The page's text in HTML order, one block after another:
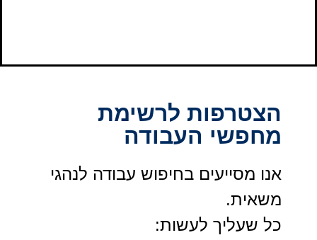
הצטרפות לרשימת
מחפשי העבודה
אנו מסייעים בחיפוש עבודה לנהגי
משאית.
כל שעליך לעשות: